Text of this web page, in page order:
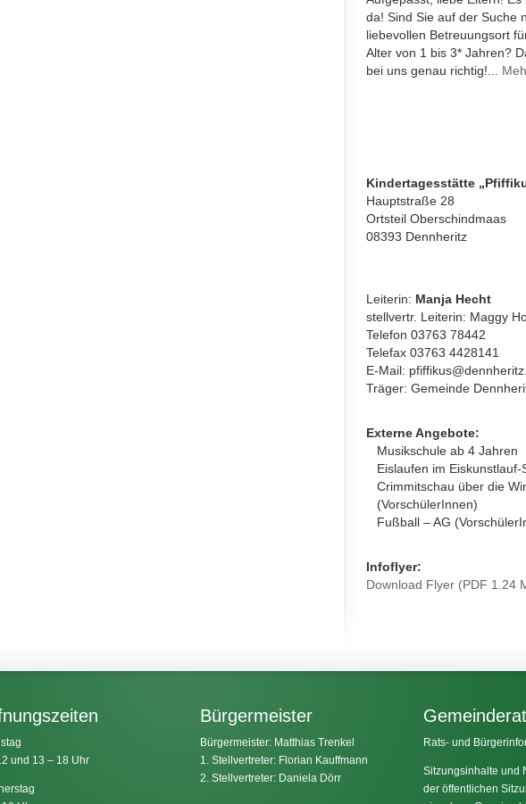
da! Sind Sie auf der Suche
liebevollen Betreuungsort
Alter von 1 bis 3* Jahren?
bei uns genau richtig!...
Kindertagesstätte
Hauptstraße 28
Ortsteil Oberschindmaas
08393 Dennheritz
Leiterin: Manja Hecht
stellvertr. Leiterin: Maggy
Telefon 03763 78442
Telefax 03763 4428141
E-Mail:
Träger: Gemeinde
Externe Angebote:
Musikschule ab 4 Jahren
Eislaufen im Eiskunstlauf-
Crimmitschau über die
(VorschülerInnen)
Fußball – AG
Infoflyer:
Download Flyer (PDF 1.24
und 13 – 18 Uhr
Bürgermeister
Bürgermeister: Matthias Trenkel
1. Stellvertreter: Florian Kauffmann
2. Stellvertreter: Daniela Dörr
Gemeinderat
Rats- und
Sitzungsinhalte und
der öffentlichen